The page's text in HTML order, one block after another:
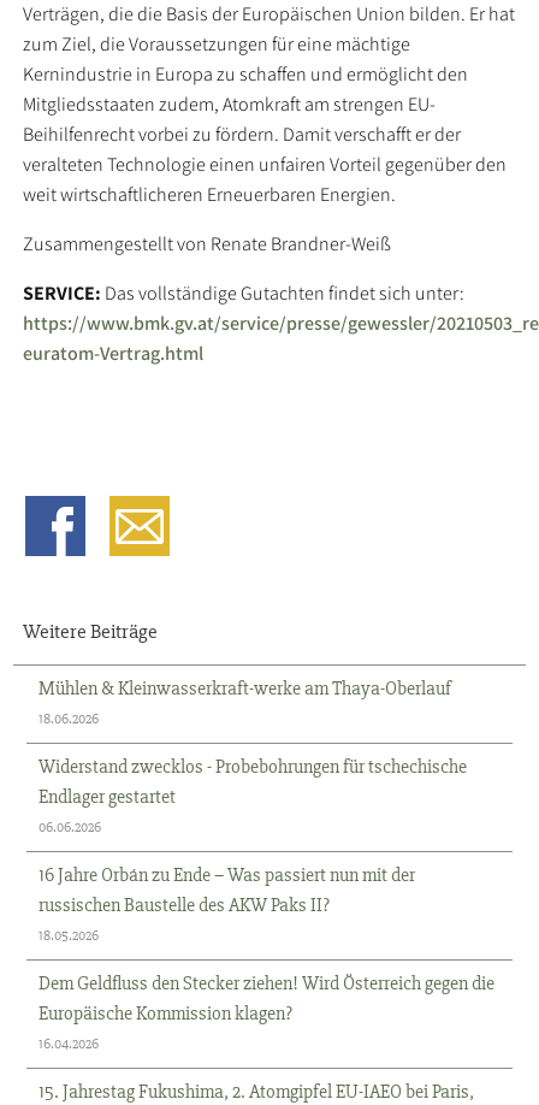
Verträgen, die die Basis der Europäischen Union bilden. Er hat
zum Ziel, die Voraussetzungen für eine mächtige
Kernindustrie in Europa zu schaffen und ermöglicht den
Mitgliedsstaaten zudem, Atomkraft am strengen EU-
Beihilfenrecht vorbei zu fördern. Damit verschafft er der
veralteten Technologie einen unfairen Vorteil gegenüber den
weit wirtschaftlicheren Erneuerbaren Energien.
Zusammengestellt von Renate Brandner-Weiß
SERVICE: Das vollständige Gutachten findet sich unter:
https://www.bmk.gv.at/service/presse/gewessler/
euratom-Vertrag.html
Weitere Beiträge
Mühlen & Kleinwasserkraft-werke am Thaya-Oberlauf
18.06.2026
Widerstand zwecklos - Probebohrungen für tschechische
Endlager gestartet
06.06.2026
16 Jahre Orbán zu Ende – Was passiert nun mit der
russischen Baustelle des AKW Paks II?
18.05.2026
Dem Geldfluss den Stecker ziehen! Wird Österreich gegen die
Europäische Kommission klagen?
16.04.2026
15. Jahrestag Fukushima, 2. Atomgipfel EU-IAEO bei Paris,